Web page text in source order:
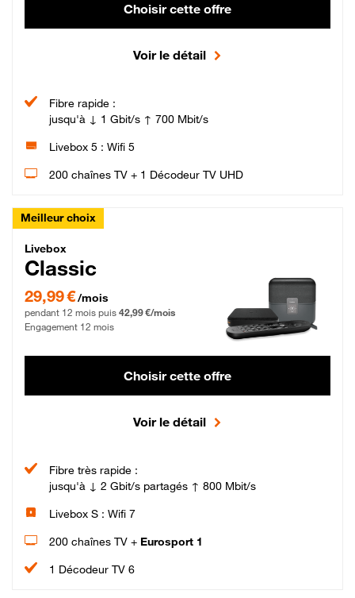
Choisir cette offre
Voir le détail
Fibre rapide :
jusqu'à ↓ 1 Gbit/s ↑ 700 Mbit/s
Livebox 5 : Wifi 5
200 chaînes TV + 1 Décodeur TV UHD
Meilleur choix
Livebox Classic Fibre
Livebox
Classic
29,99 € par mois pendant 12 mois puis 42,99 € par mois, Engagement 12 mois
29,99 €/mois
pendant 12 mois puis 42,99 €/mois
Engagement 12 mois
Choisir cette offre
Voir le détail
Fibre très rapide :
jusqu'à ↓ 2 Gbit/s partagés ↑ 800 Mbit/s
Livebox S : Wifi 7
200 chaînes TV + Eurosport 1
1 Décodeur TV 6